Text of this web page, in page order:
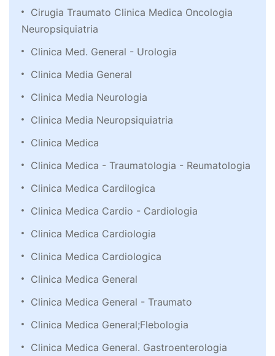
Cirugia Traumato Clinica Medica Oncologia
Neuropsiquiatria
Clinica Med. General - Urologia
Clinica Media General
Clinica Media Neurologia
Clinica Media Neuropsiquiatria
Clinica Medica
Clinica Medica - Traumatologia - Reumatologia
Clinica Medica Cardilogica
Clinica Medica Cardio - Cardiologia
Clinica Medica Cardiologia
Clinica Medica Cardiologica
Clinica Medica General
Clinica Medica General - Traumato
Clinica Medica General;Flebologia
Clinica Medica General. Gastroenterologia